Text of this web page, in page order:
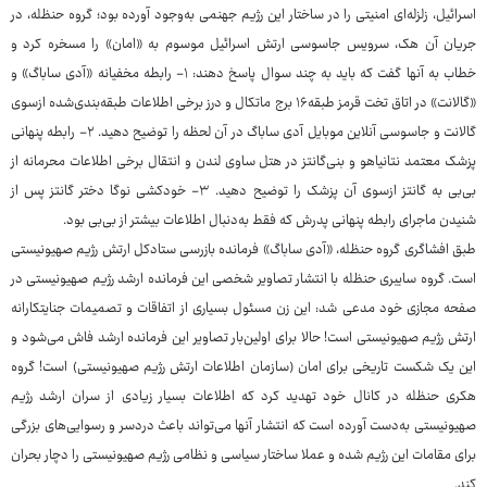
اسرائیل، زلزله‌ای امنیتی را در ساختار این رژیم جهنمی به‌وجود آورده بود؛ گروه حنظله، در
جریان آن هک، سرویس جاسوسی ارتش اسرائیل موسوم به «امان» را مسخره کرد و
خطاب به آنها گفت که باید به چند سوال پاسخ دهند: ۱- رابطه مخفیانه «آدی ساباگ» و
«گالانت» در اتاق تخت قرمز طبقه۱۶ برج ماتکال و درز برخی اطلاعات طبقه‌بندی‌شده ازسوی
گالانت و جاسوسی آنلاین موبایل آدی ساباگ در آن لحظه را توضیح دهید. ۲- رابطه پنهانی
پزشک معتمد نتانیاهو و بنی‌گانتز در هتل ساوی لندن و انتقال برخی اطلاعات محرمانه از
بی‌بی به گانتز ازسوی آن پزشک را توضیح دهید. ۳- خودکشی نوگا دختر گانتز پس از
شنیدن ماجرای رابطه پنهانی پدرش که فقط به‌دنبال اطلاعات بیشتر از بی‌بی بود.
طبق افشاگری گروه حنظله، «آدی ساباگ» فرمانده بازرسی ستادکل ارتش رژیم صهیونیستی
است. گروه سایبری حنظله با انتشار تصاویر شخصی این فرمانده ارشد رژیم صهیونیستی در
صفحه مجازی خود مدعی شد: این زن مسئول بسیاری از اتفاقات و تصمیمات جنایتکارانه
ارتش رژیم صهیونیستی است! حالا برای اولین‌بار تصاویر این فرمانده ارشد فاش می‌شود و
این یک شکست تاریخی برای امان (سازمان اطلاعات ارتش رژیم صهیونیستی) است! گروه
هکری حنظله در کانال خود تهدید کرد که اطلاعات بسیار زیادی از سران ارشد رژیم
صهیونیستی به‌دست آورده است که انتشار آنها می‌تواند باعث دردسر و رسوایی‌های بزرگی
برای مقامات این رژیم شده و عملا ساختار سیاسی و نظامی رژیم صهیونیستی را دچار بحران